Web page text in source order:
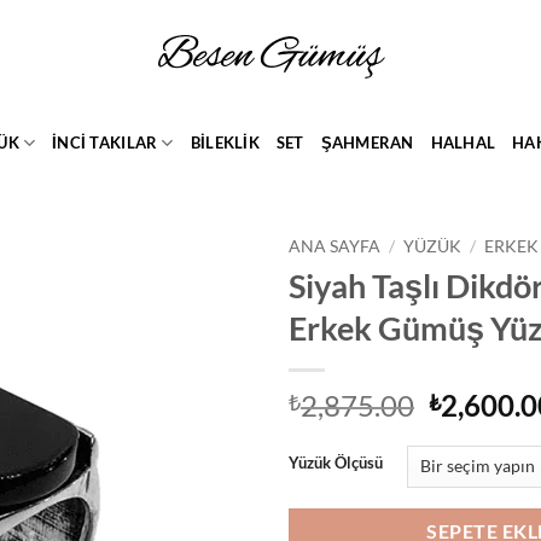
İNCİ TAKILAR BİLEKLİK SET ŞAHMERAN HALHAL
ANA SAYFA / YÜZÜK /
Siyah Taşlı
Erkek Gümüş
₺2,875.00 Orijinal
fiyat:
₺
Yüzük Ölçüsü
SEPETE